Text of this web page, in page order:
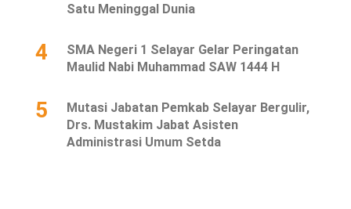
Satu Meninggal Dunia
4
SMA Negeri 1 Selayar Gelar Peringatan
Maulid Nabi Muhammad SAW 1444 H
5
Mutasi Jabatan Pemkab Selayar Bergulir,
Drs. Mustakim Jabat Asisten
Administrasi Umum Setda